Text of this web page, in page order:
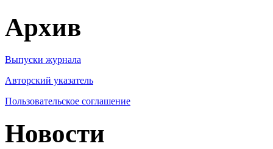
Архив
Выпуски журнала
Авторский указатель
Пользовательское соглашение
Новости